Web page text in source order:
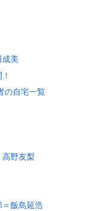
成美
の自宅一覧
高野友梨
＝飯島延浩